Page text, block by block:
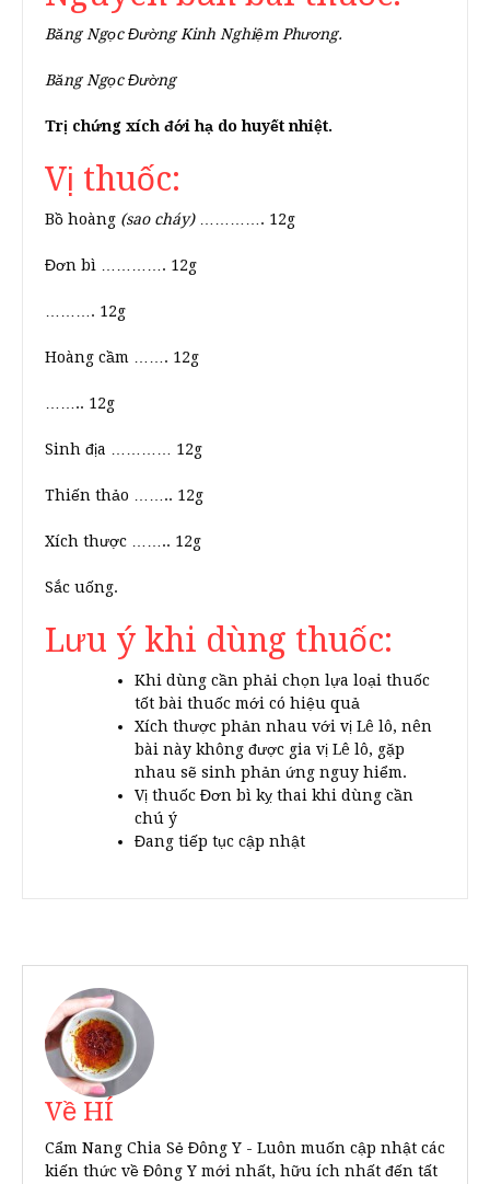
Băng Ngọc Đường Kinh Nghiệm Phương.
Băng Ngọc Đường
Trị chứng xích đới hạ do huyết nhiệt.
Vị thuốc:
Bồ hoàng (sao cháy)…………. 12g
Đơn bì …………. 12g
………. 12g
Hoàng cầm ……. 12g
…….. 12g
Sinh địa ………… 12g
Thiến thảo …….. 12g
Xích thược …….. 12g
Sắc uống.
Lưu ý khi dùng thuốc:
Khi dùng cần phải chọn lựa loại thuốc
tốt bài thuốc mới có hiệu quả
Xích thược phản nhau với vị Lê lô, nên
bài này không được gia vị Lê lô, gặp
nhau sẽ sinh phản ứng nguy hiểm.
Vị thuốc Đơn bì kỵ thai khi dùng cần
chú ý
Đang tiếp tục cập nhật
Về HÍ
Cẩm Nang Chia Sẻ Đông Y - Luôn muốn cập nhật các
kiến thức về Đông Y mới nhất, hữu ích nhất đến tất